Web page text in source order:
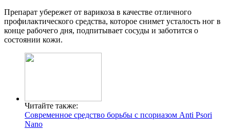
Препарат убережет от варикоза в качестве отличного
профилактического средства, которое снимет усталость ног в
конце рабочего дня, подпитывает сосуды и заботится о
состоянии кожи.
Читайте также:
Современное средство борьбы с псориазом Anti Psori
Nano